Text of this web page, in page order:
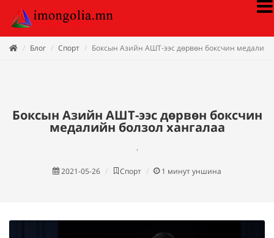
Блог Спорт Боксын Азийн АШТ-ээс дөрвөн боксчин медалийн
Боксын Азийн АШТ-ээс дөрвөн боксчин
медалийн болзол хангалаа
,
2021-05-26 Спорт 1 минут уншина